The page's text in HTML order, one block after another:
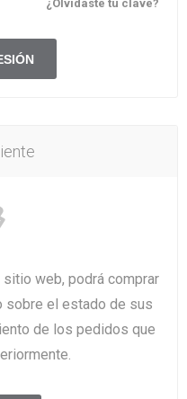
¿Olvidaste tu clave?
sitio web, podrá comprar
sobre el estado de sus
de los pedidos que